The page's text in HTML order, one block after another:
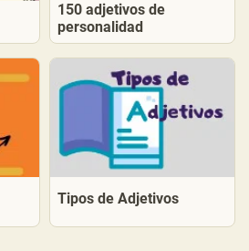
150 adjetivos de
personalidad
Tipos de Adjetivos